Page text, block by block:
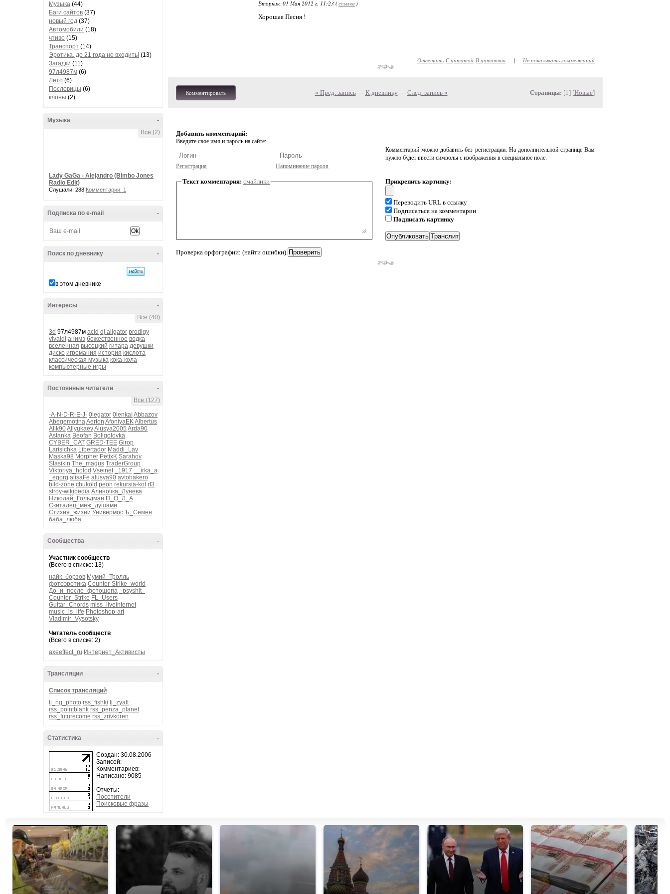
Музыка (44)
Баги сайтов (37)
новый год (37)
Автомобили (18)
чтиво (15)
Транспорт (14)
Эротика, до 21 года не входить! (13)
Загадки (11)
97л4987м (6)
Лето (6)
Пословицы (6)
клоны (2)
-
Музыка
Все (2)
Lady GaGa - Alejandro (Bimbo Jones
Radio Edit)
Слушали: 288 Комментарии: 1
-
Подписка по e-mail
-
Поиск по дневнику
в этом дневнике
-
Интересы
Все (40)
3d 97л4987м acid dj aligator prodigy
vivaldi анимэ божественное водка
вселенная высоцкий гитара девушки
диско игромания история кислота
классическая музыка кока-кола
компьютерные игры
-
Постоянные читатели
Все (127)
-A-N-D-R-E-J- 0legator 0lenkaI Abbazov
AbegemotinaAerton AfoniyaEKAlbertus
Alik90AllyukaevAlusya2005 Arda90
Astanka Beofan Boligolovka
CYBER_CAT GRED-TEE Girop
Larisichka Libertador Maddi_Lav
Maska98 Morpher PetixK Sarahov
Stasikin The_magus TraderGroup
Viktoriya_holod Vseinet _1917
__irka_a
_egorg alisaFe alusya90 avtobakero
bild-zone chukold peon rekursia-kot rf3
stroy-wikipedia Алиночка_Лунева
Николай_Гольдман П_О_Л_А
Скиталец_меж_душами
Стихия_жизни Универмос Ъ_Семен
баба_люба
-
Сообщества
Участник сообществ
(Всего в списке: 13)
найк_борзов Мумий_Тролль
фотоэротика Counter-Strike_world
До_и_после_фотошопа
_psyshit_
Counter_Strike FL_Users
Guitar_Chords miss_liveinternet
music_is_life Photoshop-art
Vladimir_Vysotsky
Читатель сообществ
(Всего в списке: 2)
axeeffect_ru Интернет_Активисты
-
Трансляции
Список трансляций
lj_ng_photo rss_fishki lj_zyalt
rss_pointblank rss_penza_planet
rss_futurecome rss_zrivkoren
-
Статистика
Создан: 30.08.2006
Записей:
Комментариев:
Написано: 9085
Отчеты:
Посетители
Поисковые фразы
Вторник, 01 Мая 2012 г. 11:23 (ссылка )
Хорошая Песня !
Ответить С цитатой В цитатник | Не показывать комментарий
Комментировать « Пред. запись— К дневнику — След. запись » Страницы: [1] [Новые]
Добавить комментарий:
Введите свое имя и пароль на сайте:
Регистрация Напоминание пароля
Комментарий можно добавить без регистрации. На дополнительной странице Вам
нужно будет ввести символы с изображения в специальное поле.
Текст комментария: смайлики
Проверка орфографии: (найти ошибки)
Прикрепить картинку:
Переводить URL в ссылку
Подписаться на комментарии
Подписать картинку